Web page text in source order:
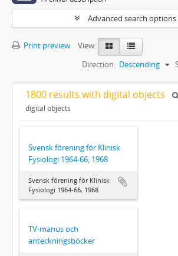
Advanced search options
Print preview
View:
Direction: Descending
1800 results with digital objects
digital objects
Svensk förening för Klinisk
Fysiologi 1964‐66, 1968
Svensk förening för Klinisk
Fysiologi 1964‐66, 1968
TV-manus och
anteckningsböcker